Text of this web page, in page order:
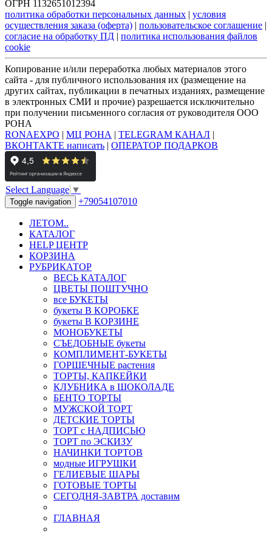
ОГРН 1132651012394
политика обработки персональных данных | условия
осуществления заказа (оферта) | пользовательское соглашение |
согласие на обработку ПД | политика использования файлов
cookie
Копирование и/или переработка любых материалов этого
сайта - для публичного использования их (размещение на
других сайтах, публикации в печатных изданиях, размещение
в электронных СМИ и прочие) разрешается исключительно
при получении письменного согласия от руководителя ООО
РОНА
RONAEXPO | МЦ РОНА | TELEGRAM КАНАЛ |
ВКОНТАКТЕ написать | ОПЕРАТОР ПОДАРКОВ
Select Language ▼
Toggle navigation +79054107010
ЛЕТОМ..
КАТАЛОГ
HELP ЦЕНТР
КОРЗИНА
РУБРИКАТОР
ВЕСЬ КАТАЛОГ
ЦВЕТЫ ПОШТУЧНО
все БУКЕТЫ
букеты В КОРОБКЕ
букеты В КОРЗИНЕ
МОНОБУКЕТЫ
СЪЕДОБНЫЕ букеты
КОМПЛИМЕНТ-БУКЕТЫ
ГОРШЕЧНЫЕ растения
ТОРТЫ, КАПКЕЙКИ
КЛУБНИКА в ШОКОЛАДЕ
БЕНТО ТОРТЫ
МУЖСКОЙ ТОРТ
ДЕТСКИЕ ТОРТЫ
ТОРТ с НАДПИСЬЮ
ТОРТ по ЭСКИЗУ
НАЧИНКИ ТОРТОВ
модные ИГРУШКИ
ГЕЛИЕВЫЕ ШАРЫ
ГОТОВЫЕ ТОРТЫ
СЕГОДНЯ-ЗАВТРА доставим
ГЛАВНАЯ